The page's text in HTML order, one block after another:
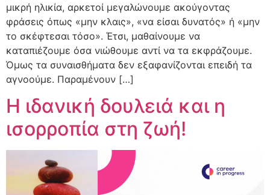
μικρή ηλικία, αρκετοί μεγαλώνουμε ακούγοντας
φράσεις όπως «μην κλαις», «να είσαι δυνατός» ή «μην
το σκέφτεσαι τόσο». Έτσι, μαθαίνουμε να
καταπιέζουμε όσα νιώθουμε αντί να τα εκφράζουμε.
Όμως τα συναισθήματα δεν εξαφανίζονται επειδή τα
αγνοούμε. Παραμένουν […]
Η ιδανική δουλειά και η
ισορροπία στη ζωή!